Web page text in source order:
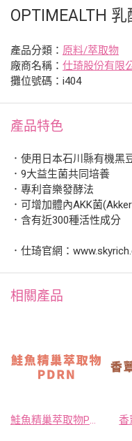
OPTIMEALTH
產品分類： 原料/萃取物
廠商名稱： 仕琦股份有限
攤位號碼：i404
產品特色
．使用日本石川縣有機黑
．9大益生菌共同培養
．專利音樂發酵法
．可增加體內AKK菌
．含有近300種活性成分
．仕琦官網：
相關產品
鮭魚精巢萃取物PDRN 香